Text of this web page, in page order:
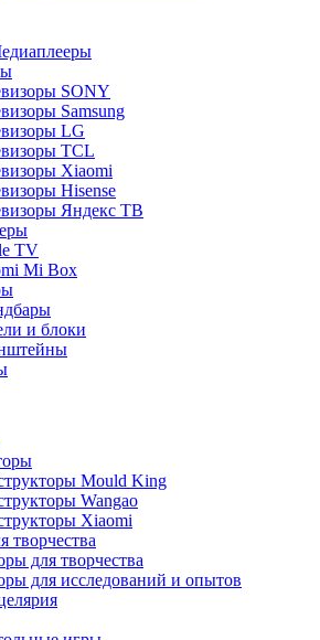
SONY
Samsung
LG
TCL
Xiaomi
Hisense
Яндекс ТВ
TV
Mi Box
и блоки
Mould King
Wangao
Xiaomi
творчества
для творчества
для исследований и опытов